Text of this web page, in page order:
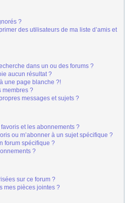
?
des utilisateurs de ma liste d’amis et
dans un ou des forums ?
aucun résultat ?
une page blanche ?!
membres ?
messages et sujets ?
et les abonnements ?
ou m’abonner à un sujet spécifique ?
forum spécifique ?
?
sur ce forum ?
mes pièces jointes ?